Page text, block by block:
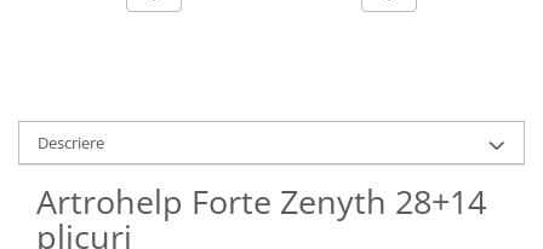
Descriere
Artrohelp Forte Zenyth 28+14
plicuri